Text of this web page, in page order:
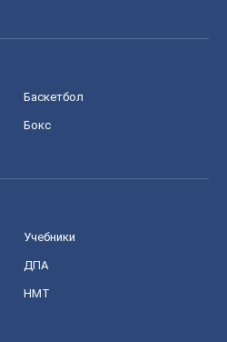
Баскетбол
Бокс
Учебники
ДПА
НМТ